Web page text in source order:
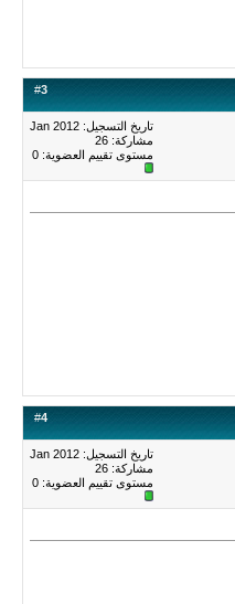
#3
تاريخ التسجيل: Jan 2012
مشاركة: 26
مستوى تقييم العضوية: 0
#4
تاريخ التسجيل: Jan 2012
مشاركة: 26
مستوى تقييم العضوية: 0